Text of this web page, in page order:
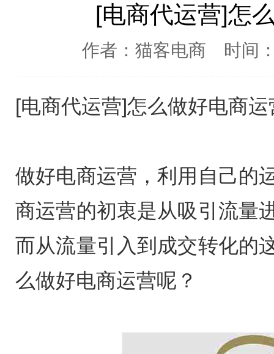
[电商代运营]怎
作者：猫客电商 时间
[电商代运营]怎么做好电商运
做好电商运营，利用自己的
商运营的初衷是从吸引流量
而从流量引入到成交转化的
么做好电商运营呢？